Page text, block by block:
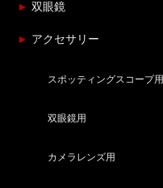
双眼鏡
アクセサリー
スポッティングスコープ用
双眼鏡用
カメラレンズ用